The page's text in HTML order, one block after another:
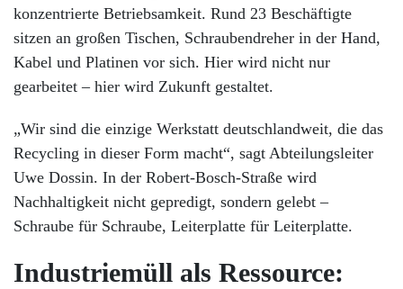
konzentrierte Betriebsamkeit. Rund 23 Beschäftigte
sitzen an großen Tischen, Schraubendreher in der Hand,
Kabel und Platinen vor sich. Hier wird nicht nur
gearbeitet – hier wird Zukunft gestaltet.
„Wir sind die einzige Werkstatt deutschlandweit, die das
Recycling in dieser Form macht“, sagt Abteilungsleiter
Uwe Dossin. In der Robert-Bosch-Straße wird
Nachhaltigkeit nicht gepredigt, sondern gelebt –
Schraube für Schraube, Leiterplatte für Leiterplatte.
Industriemüll als Ressource: